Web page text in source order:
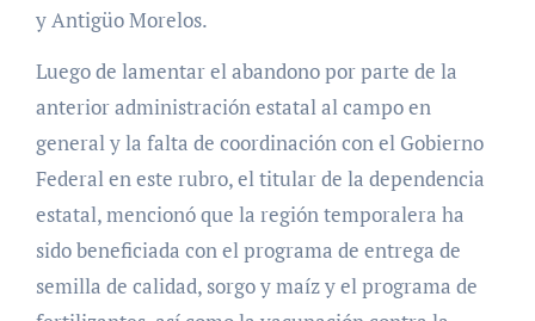
y Antigüo Morelos.
Luego de lamentar el abandono por parte de la
anterior administración estatal al campo en
general y la falta de coordinación con el Gobierno
Federal en este rubro, el titular de la dependencia
estatal, mencionó que la región temporalera ha
sido beneficiada con el programa de entrega de
semilla de calidad, sorgo y maíz y el programa de